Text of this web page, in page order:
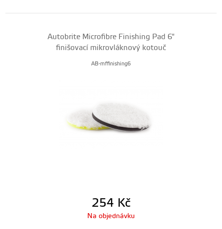
Autobrite Microfibre Finishing Pad 6"
finišovací mikrovláknový kotouč
AB-mffinishing6
254 Kč
Na objednávku